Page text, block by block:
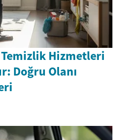
Hizmetleri
Doğru Olanı